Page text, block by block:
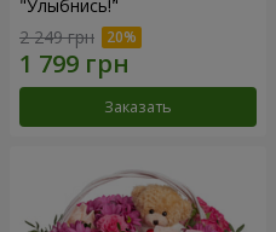
"Улыбнись!"
2 249 грн
Заказать